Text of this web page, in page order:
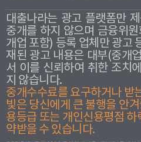
대출나라는 광고 플랫폼만
중개를 하지 않으며 금융위
개업 포함) 등록 업체만 광고
재된 광고 내용은 대부(중개
서 이를 신뢰하여 취한 조치
지 않습니다.
중개수수료를 요구하거나 받
빛은 당신에게 큰 불행을 안
용등급 또는 개인신용평점 하
약받을 수 있습니다.